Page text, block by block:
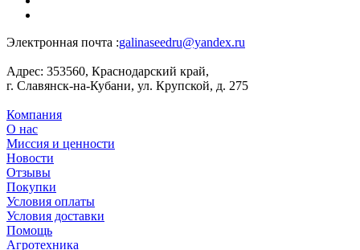
Электронная почта :galinaseedru@yandex.ru
Адрес: 353560, Краснодарский край,
г. Славянск-на-Кубани, ул. Крупской, д. 275
Компания
О нас
Миссия и ценности
Новости
Отзывы
Покупки
Условия оплаты
Условия доставки
Помощь
Агротехника